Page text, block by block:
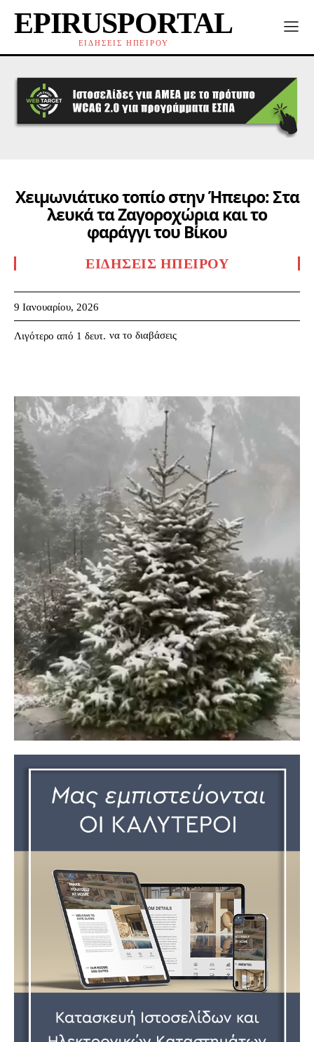
EPIRUSPORTAL
ΕΙΔΗΣΕΙΣ ΗΠΕΙΡΟΥ
Χειμωνιάτικο τοπίο στην Ήπειρο: Στα
λευκά τα Ζαγοροχώρια και το
φαράγγι του Βίκου
ΕΙΔΉΣΕΙΣ ΗΠΕΊΡΟΥ
9 Ιανουαρίου, 2026
Λιγότερο από 1 δευτ. να το διαβάσεις